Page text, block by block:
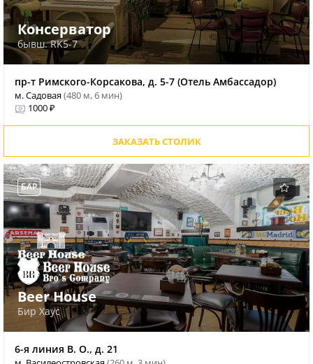
Консерватор
бывш. RK5-7
пр-т Римского-Корсакова, д. 5-7 (Отель Амбассадор)
м. Садовая(480 м, 6 мин)
1000 ₽
ЗАКАЗАТЬ СТОЛИК
БАР
Beer House
Бир Хаус
6-я линия В. О., д. 21